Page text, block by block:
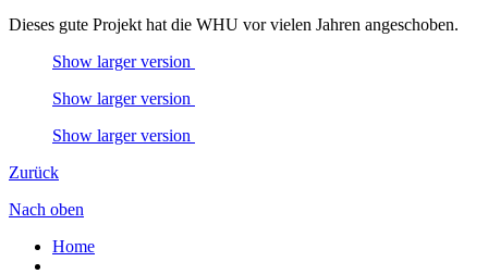
Dieses gute Projekt hat die WHU vor vielen Jahren angeschoben.
Show larger version
Show larger version
Show larger version
Zurück
Nach oben
Home